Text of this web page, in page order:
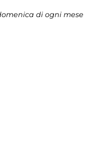
di ogni mese